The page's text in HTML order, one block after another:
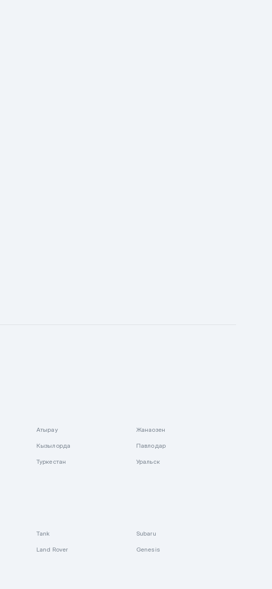
Атырау Жанаозен
Кызылорда Павлодар
Туркестан Уральск
Tank Subaru
Land Rover Genesis